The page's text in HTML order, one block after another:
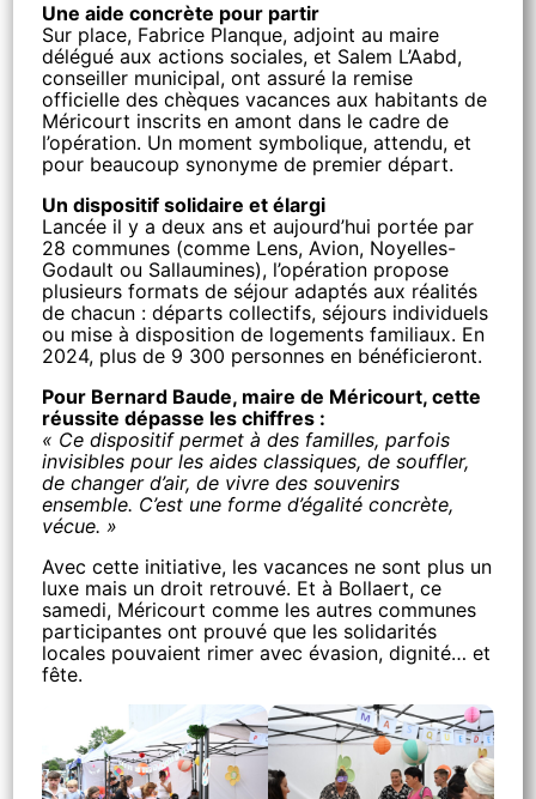
Une aide concrète pour partir
Sur place, Fabrice Planque, adjoint au maire
délégué aux actions sociales, et Salem L’Aabd,
conseiller municipal, ont assuré la remise
officielle des chèques vacances aux habitants de
Méricourt inscrits en amont dans le cadre de
l’opération. Un moment symbolique, attendu, et
pour beaucoup synonyme de premier départ.
Un dispositif solidaire et élargi
Lancée il y a deux ans et aujourd’hui portée par
28 communes (comme Lens, Avion, Noyelles-
Godault ou Sallaumines), l’opération propose
plusieurs formats de séjour adaptés aux réalités
de chacun : départs collectifs, séjours individuels
ou mise à disposition de logements familiaux. En
2024, plus de 9 300 personnes en bénéficieront.
Pour Bernard Baude, maire de Méricourt, cette
réussite dépasse les chiffres :
« Ce dispositif permet à des familles, parfois
invisibles pour les aides classiques, de souffler,
de changer d’air, de vivre des souvenirs
ensemble. C’est une forme d’égalité concrète,
vécue. »
Avec cette initiative, les vacances ne sont plus un
luxe mais un droit retrouvé. Et à Bollaert, ce
samedi, Méricourt comme les autres communes
participantes ont prouvé que les solidarités
locales pouvaient rimer avec évasion, dignité… et
fête.